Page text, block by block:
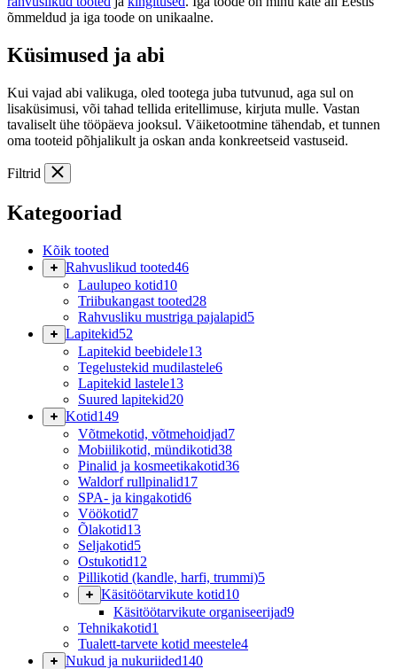
õmmeldud ja iga toode on unikaalne.
Küsimused ja abi
Kui vajad abi valikuga, oled tootega juba tutvunud, aga sul on
lisaküsimusi, või tahad tellida eritellimuse, kirjuta mulle. Vastan
tavaliselt ühe tööpäeva jooksul. Väiketootmine tähendab, et tunnen
oma tooteid põhjalikult ja oskan anda konkreetseid vastuseid.
Filtrid
Kategooriad
Kõik tooted
Rahvuslikud tooted46
Laulupeo kotid10
Triibukangast tooted28
Rahvusliku mustriga pajalapid5
Lapitekid52
Lapitekid beebidele13
Tegelustekid mudilastele6
Lapitekid lastele13
Suured lapitekid20
Kotid149
Võtmekotid, võtmehoidjad7
Mobiilikotid, mündikotid38
Pinalid ja kosmeetikakotid36
Waldorf rullpinalid17
SPA- ja kingakotid6
Vöökotid7
Õlakotid13
Seljakotid5
Ostukotid12
Pillikotid (kandle, harfi, trummi)5
Käsitöötarvikute kotid10
Käsitöötarvikute organiseerijad9
Tehnikakotid1
Tualett-tarvete kotid meestele4
Nukud ja nukuriided140